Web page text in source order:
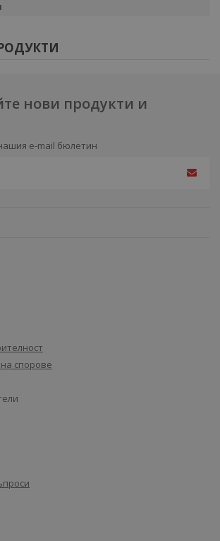
нови продукти и
e-mail бюлетин
спорове